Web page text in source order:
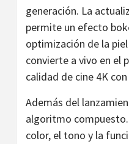
generación. La
permite un efecto
optimización de la
convierte a vivo en el
calidad de cine 4K
Además del
algoritmo compuesto.
color, el tono y la